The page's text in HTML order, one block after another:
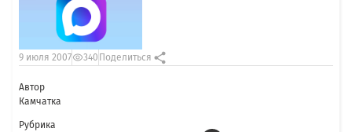
Автор
Камчатка
Рубрика
9 июля 2007 340 Поделиться